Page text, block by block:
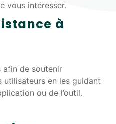
vous intéresser.
à
afin de soutenir
utilisateurs en les guidant
ou de l’outil.